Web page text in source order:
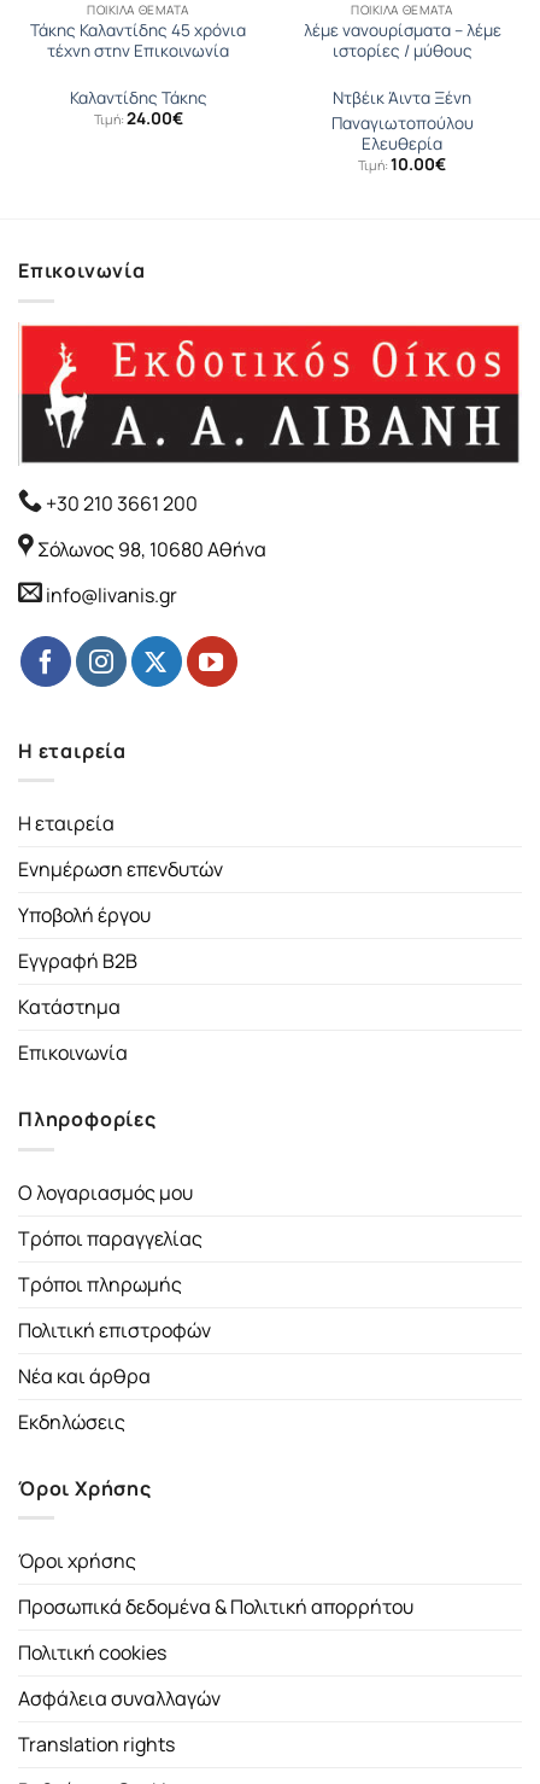
ΠΟΙΚΊΛΑ ΘΈΜΑΤΑ
Τάκης Καλαντίδης 45 χρόνια
τέχνη στην Επικοινωνία
Καλαντίδης Τάκης
Τιμή: 24.00€
ΠΟΙΚΊΛΑ ΘΈΜΑΤΑ
λέμε νανουρίσματα – λέμε
ιστορίες / μύθους
Ντβέικ Άιντα Ξένη
Παναγιωτοπούλου
Ελευθερία
Τιμή: 10.00€
Επικοινωνία
+30 210 3661 200
Σόλωνος 98, 10680 Αθήνα
info@livanis.gr
Η εταιρεία
Η εταιρεία
Ενημέρωση επενδυτών
Υποβολή έργου
Εγγραφή B2B
Κατάστημα
Επικοινωνία
Πληροφορίες
Ο λογαριασμός μου
Τρόποι παραγγελίας
Τρόποι πληρωμής
Πολιτική επιστροφών
Νέα και άρθρα
Εκδηλώσεις
Όροι Χρήσης
Όροι χρήσης
Προσωπικά δεδομένα & Πολιτική απορρήτου
Πολιτική cookies
Ασφάλεια συναλλαγών
Translation rights